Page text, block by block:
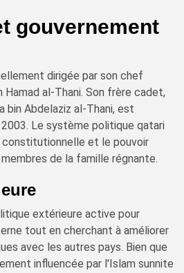
gouvernement
dirigée par son chef
Hamad al-Thani. Son frère cadet,
bin Abdelaziz al-Thani, est
Le système politique qatari
constitutionnelle et le pouvoir
de la famille régnante.
extérieure active pour
tout en cherchant à améliorer
avec les autres pays. Bien que
influencée par l'Islam sunnite